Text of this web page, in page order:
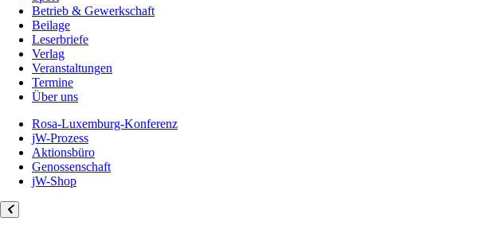
Betrieb & Gewerkschaft
Beilage
Leserbriefe
Verlag
Veranstaltungen
Termine
Über uns
Rosa-Luxemburg-Konferenz
jW-Prozess
Aktionsbüro
Genossenschaft
jW-Shop